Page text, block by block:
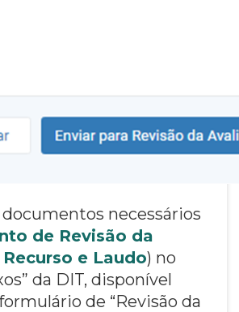
documentos necessários
de Revisão da
e Laudo) no
da DIT, disponível
de “Revisão da